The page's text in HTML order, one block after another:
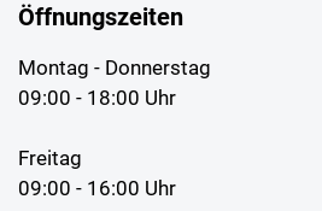
Öffnungszeiten
Montag - Donnerstag
09:00 - 18:00 Uhr
Freitag
09:00 - 16:00 Uhr